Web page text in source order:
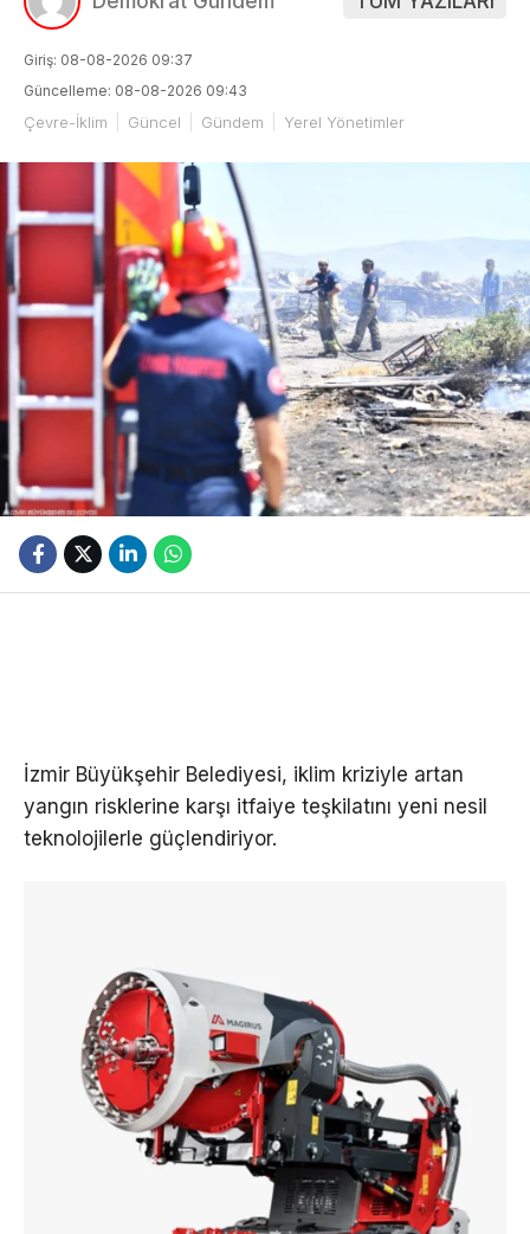
Giriş: 08-08-2026 09:37
Güncelleme: 08-08-2026 09:43
Çevre-İklim Güncel Gündem Yerel Yönetimler
İzmir Büyükşehir Belediyesi, iklim kriziyle artan
yangın risklerine karşı itfaiye teşkilatını yeni nesil
teknolojilerle güçlendiriyor.